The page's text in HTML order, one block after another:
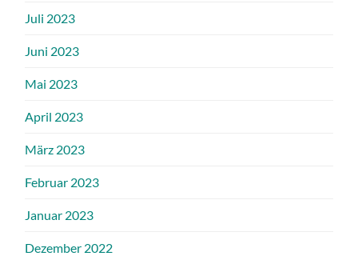
Juli 2023
Juni 2023
Mai 2023
April 2023
März 2023
Februar 2023
Januar 2023
Dezember 2022